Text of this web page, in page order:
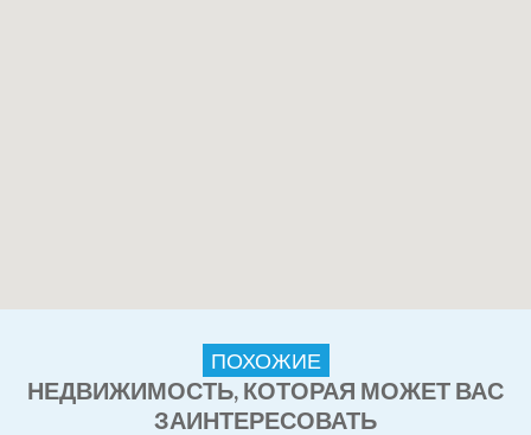
ПОХОЖИЕ
НЕДВИЖИМОСТЬ, КОТОРАЯ МОЖЕТ ВАС
ЗАИНТЕРЕСОВАТЬ